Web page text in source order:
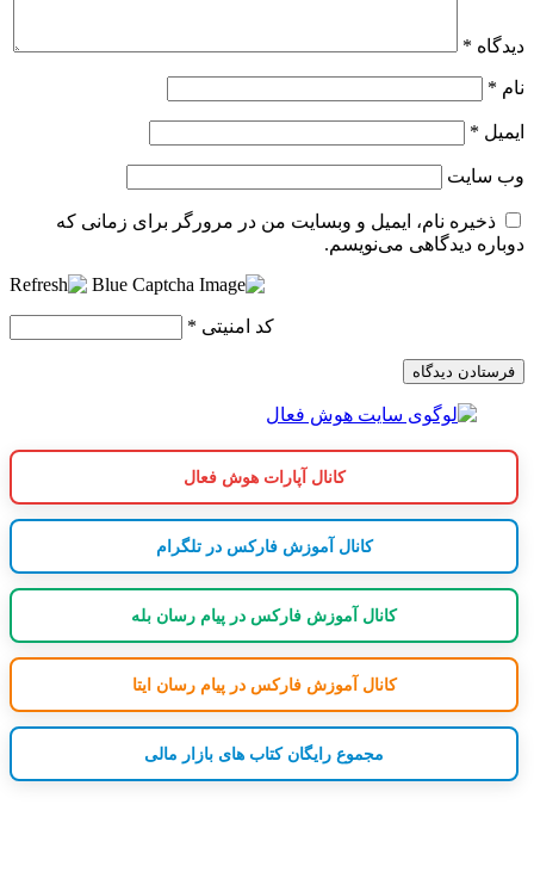
دیدگاه *
نام *
ایمیل *
وب‌ سایت
ذخیره نام، ایمیل و وبسایت من در مرورگر برای زمانی که
دوباره دیدگاهی می‌نویسم.
کد امنیتی *
کانال آپارات هوش فعال
کانال آموزش فارکس در تلگرام
کانال آموزش فارکس در پیام رسان بله
کانال آموزش فارکس در پیام رسان ایتا
مجموع رایگان کتاب های بازار مالی